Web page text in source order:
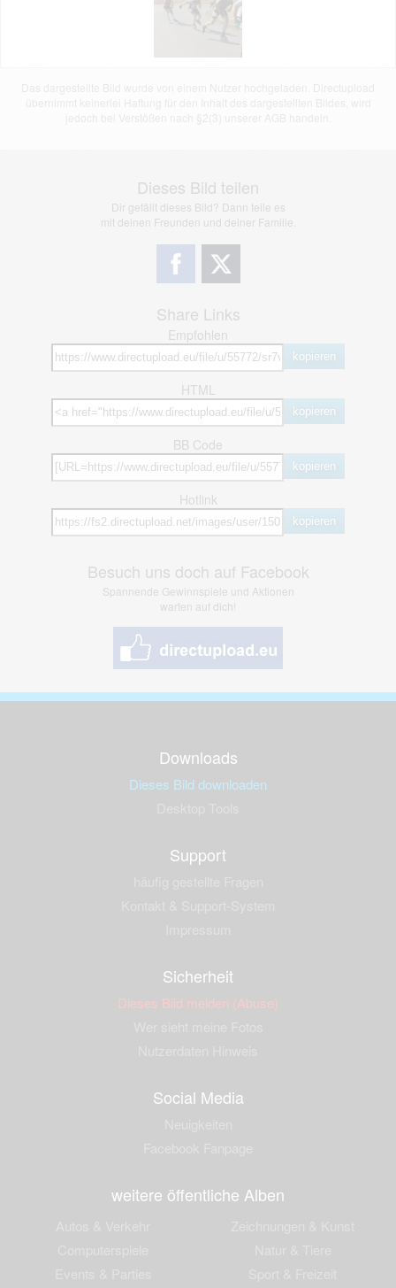
jedoch bei Verstößen nach §2(3) unserer AGB handeln.
Dieses Bild teilen
Dir gefällt dieses Bild? Dann teile es
mit deinen Freunden und deiner Familie.
Share Links
Empfohlen
kopieren
HTML
kopieren
BB Code
kopieren
Hotlink
kopieren
Besuch uns doch auf Facebook
Spannende Gewinnspiele und Aktionen
warten auf dich!
Downloads
Dieses Bild downloaden
Support
Sicherheit
Dieses Bild melden (Abuse)
Social Media
weitere öffentliche Alben